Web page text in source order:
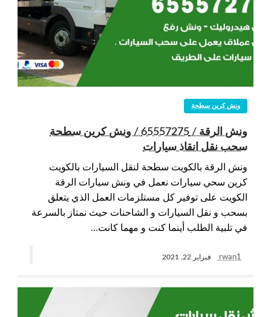
ونش كرين سطحة
ونش الرقة / 65557275 / ونش كرين سطحة
سحب نقل انقاذ سيارات
ونش الرقة بالكويت سطحة لنقل السيارات بالكويت
كرين سحي سيارات نعمل في ونش سيارات الرقة
الكويت على توفير كل مستلزمات العمل الذي يتعلق
بسحب و نقل السيارات و الشاحنات حيث نمتاز بالسرعة
في تلبية الطلب أينما كنت و مهما كانت…
rwan1 فبراير 22, 2021